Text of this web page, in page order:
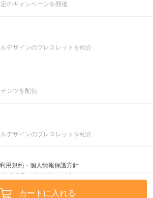
のキャンペーンを開催
デザインのブレスレットを紹介
ンツを配信
デザインのブレスレットを紹介
利用規約・個人情報保護方針
Pascle © leafworks, Inc.